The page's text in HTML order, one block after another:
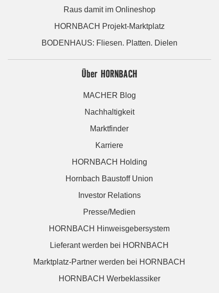
Raus damit im Onlineshop
HORNBACH Projekt-Marktplatz
BODENHAUS: Fliesen. Platten. Dielen
Über HORNBACH
MACHER Blog
Nachhaltigkeit
Marktfinder
Karriere
HORNBACH Holding
Hornbach Baustoff Union
Investor Relations
Presse/Medien
HORNBACH Hinweisgebersystem
Lieferant werden bei HORNBACH
Marktplatz-Partner werden bei HORNBACH
HORNBACH Werbeklassiker